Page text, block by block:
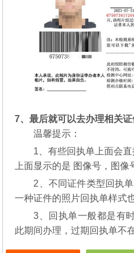
7、最后就可以去办理相关证
温馨提示：
1、有些回执单上面会
上面显示的是 图像号，图像
2、不同证件类型回执
一种证件的照片回执单样式
3、回执单一般都是有
此期间办理，过期回执单不